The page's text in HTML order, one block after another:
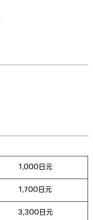
1,000日元
1,700日元
3,300日元